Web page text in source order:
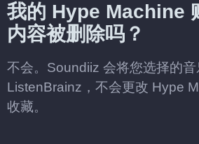
我的 Hype Machine
内容被删除吗？
不会。Soundiiz 会将您选择的音
ListenBrainz，不会更改 Hype
收藏。